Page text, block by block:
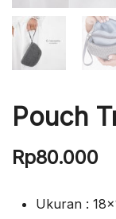
Pouch
Rp80.000
Ukuran :